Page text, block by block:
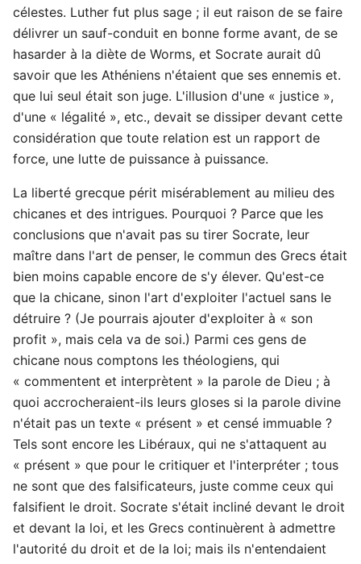
célestes. Luther fut plus sage ; il eut raison de se faire
délivrer un sauf-conduit en bonne forme avant, de se
hasarder à la diète de Worms, et Socrate aurait dû
savoir que les Athéniens n'étaient que ses ennemis et.
que lui seul était son juge. L'illusion d'une « justice »,
d'une « légalité », etc., devait se dissiper devant cette
considération que toute relation est un rapport de
force, une lutte de puissance à puissance.
La liberté grecque périt misérablement au milieu des
chicanes et des intrigues. Pourquoi ? Parce que les
conclusions que n'avait pas su tirer Socrate, leur
maître dans l'art de penser, le commun des Grecs était
bien moins capable encore de s'y élever. Qu'est-ce
que la chicane, sinon l'art d'exploiter l'actuel sans le
détruire ? (Je pourrais ajouter d'exploiter à « son
profit », mais cela va de soi.) Parmi ces gens de
chicane nous comptons les théologiens, qui
« commentent et interprètent » la parole de Dieu ; à
quoi accrocheraient-ils leurs gloses si la parole divine
n'était pas un texte « présent » et censé immuable ?
Tels sont encore les Libéraux, qui ne s'attaquent au
« présent » que pour le critiquer et l'interpréter ; tous
ne sont que des falsificateurs, juste comme ceux qui
falsifient le droit. Socrate s'était incliné devant le droit
et devant la loi, et les Grecs continuèrent à admettre
l'autorité du droit et de la loi; mais ils n'entendaient